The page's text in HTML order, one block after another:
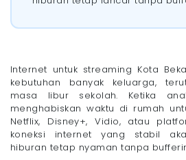
Berapa Mbps Internet Yang
- 2. Sesuaikan dengan
- 3. Perhatikan apakah ada
- 4. Cek coverage area
- 5. Pilih paket yang mudah
Pertanyaan yang Sering
Internet untuk streaming Kota
kebutuhan banyak keluarga,
masa libur sekolah. Ketika
menghabiskan waktu di rumah
Netflix, Disney+, Vidio, atau
koneksi internet yang stabil
hiburan tetap nyaman tanpa